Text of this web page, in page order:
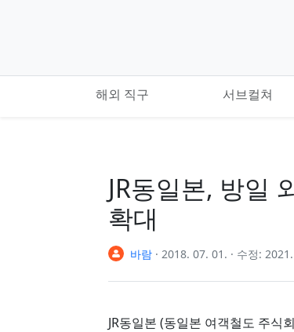
해외 직구 서브컬쳐
JR동일본, 방일
확대
바람 · 2018. 07. 01. · 수정:
JR동일본 (동일본 여객철도 주식